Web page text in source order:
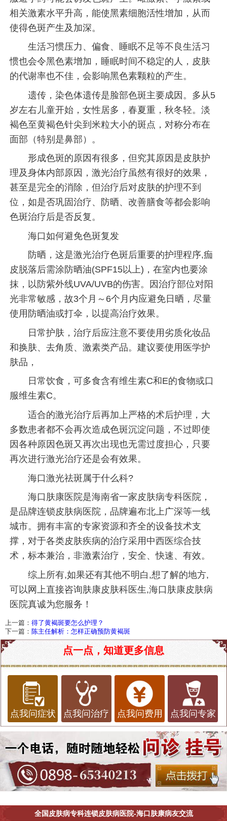
相关激素水平升高，能使黑素细胞活性增加，从而
使得色斑产生及加深。
生活习惯压力、偏食、睡眠不足等不良生活习
惯也会令黑色素增加，睡眠时间不稳定的人，皮肤
的代谢率也不佳，会影响黑色素颗粒的产生。
遗传，染色体遗传是脸部色斑主要成因。多从5
岁左右儿童开始，女性居多，春夏重，秋冬轻。淡
褐色至黄褐色针尖到米粒大小的斑点，对称分布在
面部（特别是鼻部）。
形成色斑的原因有很多，但究其原因是皮肤护
理及身体内部原因，激光治疗虽然有很好的效果，
甚至是完全的消除，但治疗后对皮肤的护理不到
位，如是否巩固治疗、防晒、改善膳食等都会影响
色斑治疗后是否反复。
海口如何避免色斑复发
防晒，这是激光治疗色斑后重要的护理程序,痂
皮脱落后需涂防晒油(SPF15以上)，在室内也要涂
抹，以防紫外线UVA/UVB的伤害。因治疗部位对阳
光非常敏感，故3个月～6个月内应避免日晒，尽量
使用防晒油或打伞，以提高治疗效果。
日常护肤，治疗后应注意不要使用劣质化妆品
和换肤、去角质、激素类产品。建议要使用医学护
肤品，
日常饮食，可多食含有维生素C和E的食物或口
服维生素C。
适合的激光治疗后再加上严格的术后护理，大
多数患者都不会再次造成色斑沉淀问题，不过即使
因各种原因色斑又再次出现也无需过度担心，只要
再次进行激光治疗还是会有效果。
海口激光祛斑属于什么科?
海口肤康医院是海南省一家皮肤病专科医院，
是品牌连锁皮肤病医院，品牌遍布北上广深等一线
城市。拥有丰富的专家资源和齐全的设备技术支
撑，对于各类皮肤疾病的治疗采用中西医综合技
术，标本兼治，非激素治疗，安全、快速、有效。
综上所有,如果还有其他不明白,想了解的地方,
可以网上直接咨询肤康皮肤科医生,海口肤康皮肤病
医院真诚为您服务！
上一篇： 得了黄褐斑要怎么护理？
下一篇： 陈主任解析：怎样正确预防黄褐斑
点一点，知道更多信息
点我问症状 点我问治疗 点我问费用 点我问专家
全国皮肤病专科连锁皮肤病医院-海口肤康病友交流